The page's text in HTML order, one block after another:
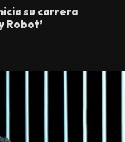
su carrera
Robot’